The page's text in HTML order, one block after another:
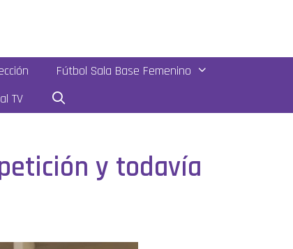
Fútbol Sala Base Femenino
TV
y todavía